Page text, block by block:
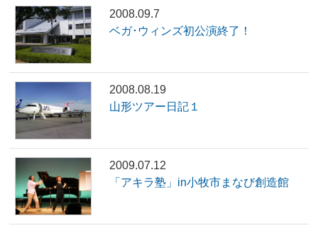
2008.09.7
ベガ･ウィンズ初公演終了！
2008.08.19
山形ツアー日記１
2009.07.12
「アキラ塾」in小牧市まなび創造館